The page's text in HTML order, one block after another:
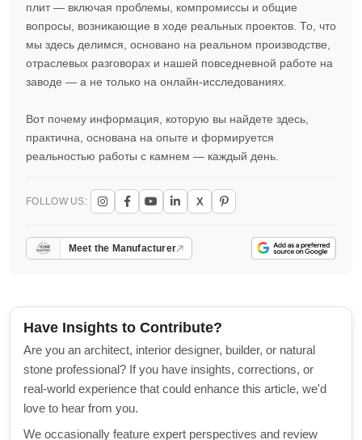
плит — включая проблемы, компромиссы и общие
вопросы, возникающие в ходе реальных проектов. То, что
мы здесь делимся, основано на реальном производстве,
отраслевых разговорах и нашей повседневной работе на
заводе — а не только на онлайн-исследованиях.
Вот почему информация, которую вы найдете здесь,
практична, основана на опыте и формируется
реальностью работы с камнем — каждый день.
FOLLOW US: X
Meet the Manufacturer
Have Insights to Contribute?
Are you an architect, interior designer, builder, or natural
stone professional? If you have insights, corrections, or
real-world experience that could enhance this article, we'd
love to hear from you.
We occasionally feature expert perspectives and review